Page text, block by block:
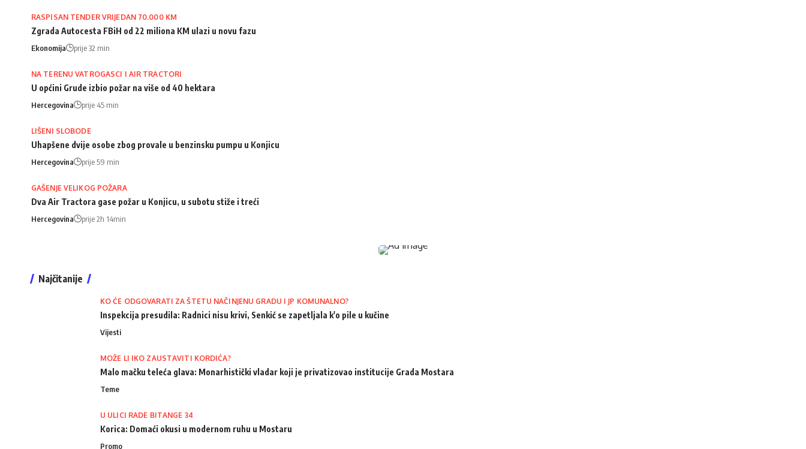
RASPISAN TENDER VRIJEDAN 70.000 KM
Zgrada Autocesta FBiH od 22 miliona KM ulazi u novu fazu
Ekonomija prije 32 min
NA TERENU VATROGASCI I AIR TRACTORI
U općini Grude izbio požar na više od 40 hektara
Hercegovina prije 45 min
LIŠENI SLOBODE
Uhapšene dvije osobe zbog provale u benzinsku pumpu u Konjicu
Hercegovina prije 59 min
GAŠENJE VELIKOG POŽARA
Dva Air Tractora gase požar u Konjicu, u subotu stiže i treći
Hercegovina prije 2h 14min
Najčitanije
KO ĆE ODGOVARATI ZA ŠTETU NAČINJENU GRADU I JP KOMUNALNO?
Inspekcija presudila: Radnici nisu krivi, Senkić se zapetljala k'o pile u kučine
Vijesti
MOŽE LI IKO ZAUSTAVITI KORDIĆA?
Malo mačku teleća glava: Monarhistički vladar koji je privatizovao institucije Grada Mostara
Teme
U ULICI RADE BITANGE 34
Korica: Domaći okusi u modernom ruhu u Mostaru
Promo